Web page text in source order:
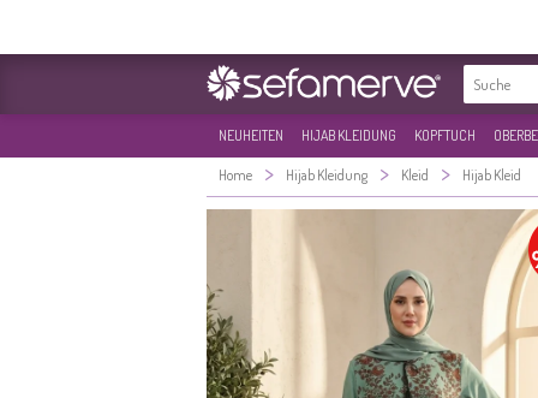
NEUHEITEN HIJAB KLEIDUNG KOPFTUCH
Home > Hijab Kleidung > Kleid > Hijab Kleid